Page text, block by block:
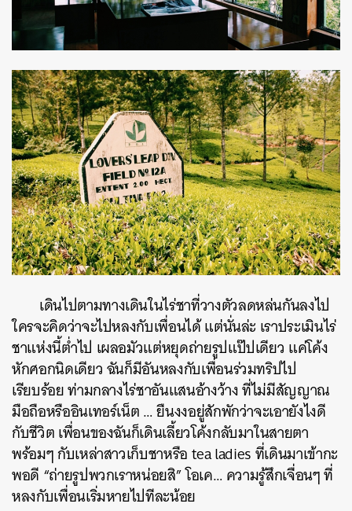
เดินไปตามทางเดินในไร่ชาที่วางตัวลดหล่นกันลงไป
ใครจะคิดว่าจะไปหลงกับเพื่อนได้ แต่นั่นล่ะ เราประเมินไร่
ชาแห่งนี้ต่ำไป เผลอมัวแต่หยุดถ่ายรูปแป๊ปเดียว แค่โค้ง
หักศอกนิดเดียว ฉันก็มีอันหลงกับเพื่อนร่วมทริปไป
เรียบร้อย ท่ามกลางไร่ชาอันแสนอ้างว้าง ที่ไม่มีสัญญาณ
มือถือหรืออินเทอร์เน็ต … ยืนงงอยู่สักพักว่าจะเอายังไงดี
กับชีวิต เพื่อนของฉันก็เดินเลี้ยวโค้งกลับมาในสายตา
พร้อมๆ กับเหล่าสาวเก็บชาหรือ tea ladies ที่เดินมาเข้ากะ
พอดี “ถ่ายรูปพวกเราหน่อยสิ” โอเค… ความรู้สึกเจื่อนๆ ที่
หลงกับเพื่อนเริ่มหายไปทีละน้อย